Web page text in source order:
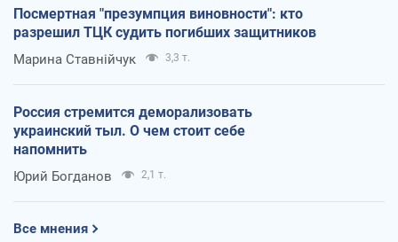
Посмертная "презумпция виновности": кто
разрешил ТЦК судить погибших защитников
Марина Ставнійчук 3,3 т.
Россия стремится деморализовать
украинский тыл. О чем стоит себе
напомнить
Юрий Богданов 2,1 т.
Все мнения